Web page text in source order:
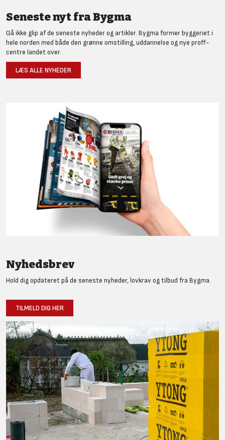
Seneste nyt fra Bygma
Gå ikke glip af de seneste nyheder og artikler. Bygma former byggeriet i
hele norden med både den grønne omstilling, uddannelse og nye proff-
centre landet over.
LÆS ALLE NYHEDER
Nyhedsbrev
Hold dig opdateret på de seneste nyheder, lovkrav og tilbud fra Bygma.
TILMELD DIG HER